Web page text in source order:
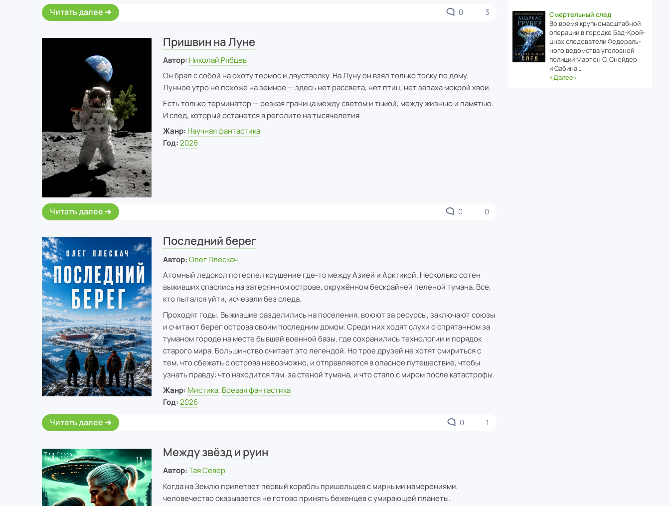
Читать далее 0 3
Пришвин на Луне
Автор: Николай Рябцев
Он брал с собой на охоту термос и двустволку. На Луну он взял только тоску по дому.
Лунное утро не похоже на земное — здесь нет рассвета, нет птиц, нет запаха мокрой хвои.
Есть только терминатор — резкая граница между светом и тьмой, между жизнью и памятью.
И след, который останется в реголите на тысячелетия
Жанр: Научная фантастика
Год: 2026
Читать далее 0 0
Последний берег
Автор: Олег Плескач
Атомный ледокол потерпел крушение где-то между Азией и Арктикой. Несколько сотен
выживших спаслись на затерянном острове, окружённом бескрайней пеленой тумана. Все,
кто пытался уйти, исчезали без следа.
Проходят годы. Выжившие разделились на поселения, воюют за ресурсы, заключают союзы
и считают берег острова своим последним домом. Среди них ходят слухи о спрятанном за
туманом городе на месте бывшей военной базы, где сохранились технологии и порядок
старого мира. Большинство считает это легендой. Но трое друзей не хотят смириться с
тем, что сбежать с острова невозможно, и отправляются в опасное путешествие, чтобы
узнать правду: что находится там, за стеной тумана, и что стало с миром после катастрофы.
Жанр: Мистика, Боевая фантастика
Год: 2026
Читать далее 0 1
Между звёзд и руин
Автор: Тая Север
Когда на Землю прилетает первый корабль пришельцев с мирными намерениями,
человечество оказывается не готово принять беженцев с умирающей планеты.
Смертельный след
Во время круп­но­мас­ш­та­бной
операции в городке Бад‑Крой­
цнах следо­ва­тели Феде­раль­
ного ведомства уголо­вной
полиции Мартен С. Снейдер
и Сабина…
‹Далее›